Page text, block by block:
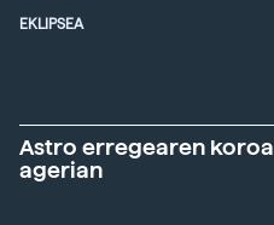
EKLIPSEA
Astro erregearen koroa
agerian